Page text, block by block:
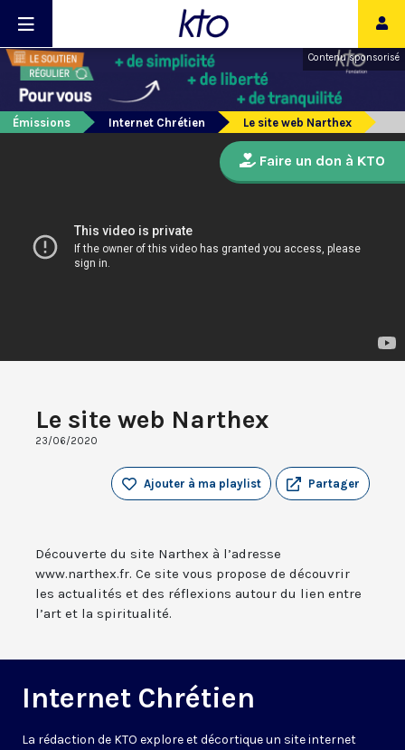
Contenu sponsorisé
Émissions Internet Chrétien Le site web Narthex
Le site web Narthex
23/06/2020
Partager
Ajouter à ma playlist
Découverte du site Narthex à l’adresse
www.narthex.fr. Ce site vous propose de découvrir
les actualités et des réflexions autour du lien entre
l’art et la spiritualité.
Internet Chrétien
La rédaction de KTO explore et décortique un site internet
Faire un don à KTO